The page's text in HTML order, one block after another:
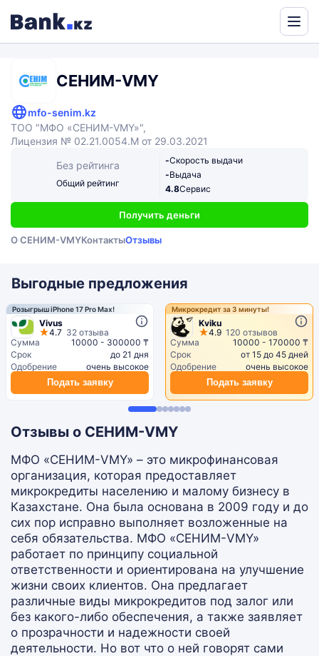
СЕНИМ-VMY
mfo-senim.kz
ТОО "МФО «СЕНИМ-VMY»",
Лицензия № 02.21.0054.М от 29.03.2021
Без рейтинга
Общий рейтинг
-Скорость выдачи
-Выдача
4.8Сервис
Получить деньги
О СЕНИМ-VMYКонтактыОтзывы
Выгодные предложения
Розыгрыш iPhone 17 Pro Max!
Vivus
4.7 32 отзыва
Сумма
10000 - 300000 ₸
Срок
до 21 дня
Одобрение
очень высокое
Подать заявку
Микрокредит за 3 минуты!
Kviku
4.9 120 отзывов
Сумма
10000 - 170000 ₸
Срок
от 15 до 45 дней
Одобрение
очень высокое
Подать заявку
Отзывы о СЕНИМ-VMY
МФО «СЕНИМ-VMY» – это микрофинансовая
организация, которая предоставляет
микрокредиты населению и малому бизнесу в
Казахстане. Она была основана в 2009 году и до
сих пор исправно выполняет возложенные на
себя обязательства. МФО «СЕНИМ-VMY»
работает по принципу социальной
ответственности и ориентирована на улучшение
жизни своих клиентов. Она предлагает
различные виды микрокредитов под залог или
без какого-либо обеспечения, а также заявляет
о прозрачности и надежности своей
деятельности. Но вот что о ней говорят сами